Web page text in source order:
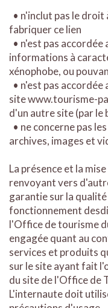
• n'inclut pas le
fabriquer ce lien
• n'est pas
informations à
xénophobe, ou
• n'est pas
site www.tourisme-
d'un autre site (par le
• ne concerne pas
archives, images et
La présence et la
renvoyant vers
garantie sur la
fonctionnement
l'Office de tourisme
engagée quant au
services et produits
sur le site ayant fait
du site de l'Office de
L'internaute doit